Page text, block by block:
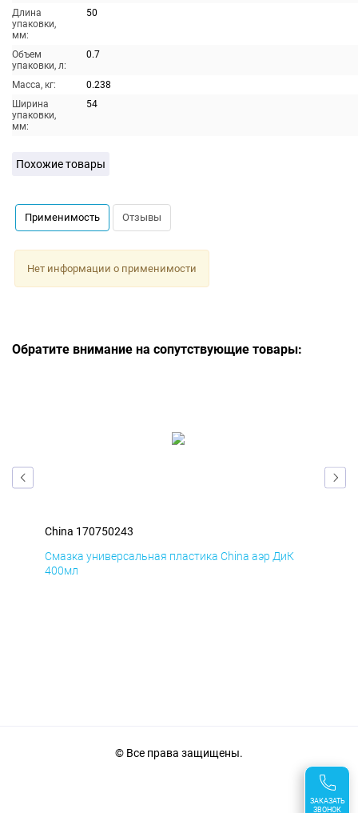
Длина
упаковки,
мм:
50
Объем
упаковки, л:
0.7
Масса, кг:
0.238
Ширина
упаковки,
мм:
54
Похожие товары
Применимость Отзывы
Нет информации о применимости
Обратите внимание на сопутствующие товары:
China 170750243
Смазка универсальная пластика China аэр ДиК
400мл
ЗАКАЗАТЬ
ЗВОНОК
© Все права защищены.